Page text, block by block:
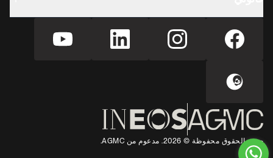
جميع الحقوق محفوظة © 2026. مدعوم من AGMC.